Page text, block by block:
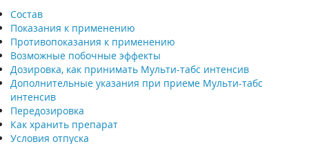
Состав
Показания к применению
Противопоказания к применению
Возможные побочные эффекты
Дозировка, как принимать Мульти-табс интенсив
Дополнительные указания при приеме Мульти-табс
интенсив
Передозировка
Как хранить препарат
Условия отпуска